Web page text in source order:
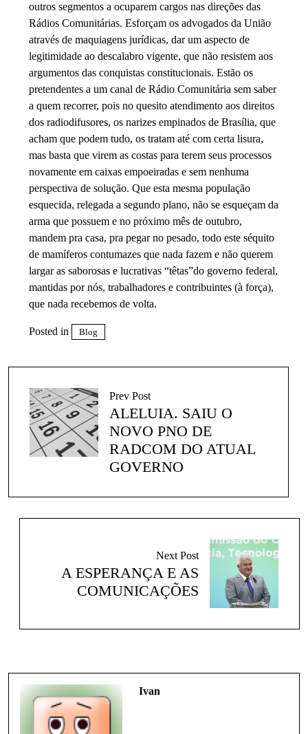
outros segmentos a ocuparem cargos nas direções das
Rádios Comunitárias. Esforçam os advogados da União
através de maquiagens jurídicas, dar um aspecto de
legitimidade ao descalabro vigente, que não resistem aos
argumentos das conquistas constitucionais. Estão os
pretendentes a um canal de Rádio Comunitária sem saber
a quem recorrer, pois no quesito atendimento aos direitos
dos radiodifusores, os narizes empinados de Brasília, que
acham que podem tudo, os tratam até com certa lisura,
mas basta que virem as costas para terem seus processos
novamente em caixas empoeiradas e sem nenhuma
perspectiva de solução. Que esta mesma população
esquecida, relegada a segundo plano, não se esqueçam da
arma que possuem e no próximo mês de outubro,
mandem pra casa, pra pegar no pesado, todo este séquito
de mamíferos contumazes que nada fazem e não querem
largar as saborosas e lucrativas “têtas”do governo federal,
mantidas por nós, trabalhadores e contribuintes (à força),
que nada recebemos de volta.
Posted in Blog
Prev Post
ALELUIA. SAIU O
NOVO PNO DE
RADCOM DO ATUAL
GOVERNO
Next Post
A ESPERANÇA E AS
COMUNICAÇÕES
Ivan